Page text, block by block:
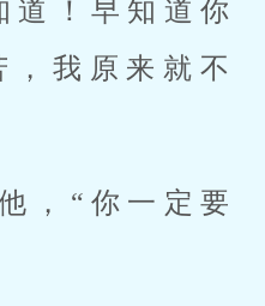
道！早知道你
我原来就不
，“你一定要